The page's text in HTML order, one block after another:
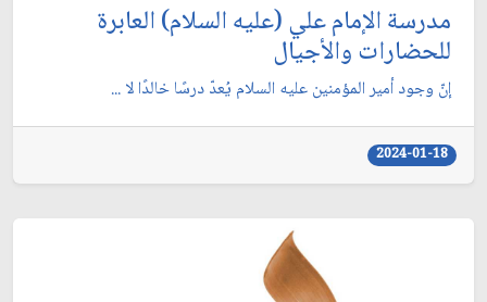
مدرسة الإمام علي (عليه السلام) العابرة
للحضارات والأجيال
إنّ وجود أمير المؤمنين عليه السلام يُعدّ درسًا خالدًا لا ...
2024-01-18